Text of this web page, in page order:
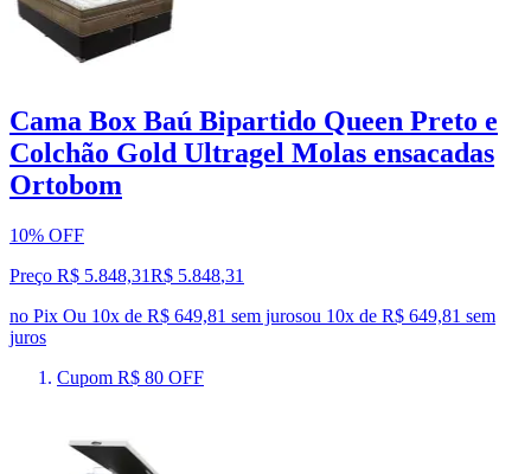
Cama Box Baú Bipartido Queen Preto e
Colchão Gold Ultragel Molas ensacadas
Ortobom
10% OFF
Preço R$ 5.848,31R$ 5.848,31
no Pix Ou 10x de R$ 649,81 sem jurosou 10x de R$ 649,81 sem
juros
Cupom R$ 80 OFF